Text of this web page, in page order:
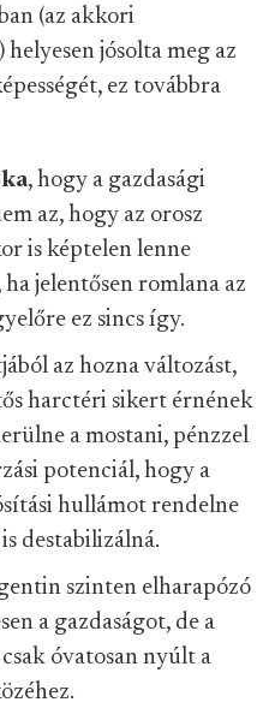
(az akkori
helyesen jósolta meg az
ez továbbra
, hogy a gazdasági
az, hogy az orosz
is képtelen lenne
jelentősen romlana az
ez sincs így.
az hozna változást,
harctéri sikert érnének
a mostani, pénzzel
potenciál, hogy a
hullámot rendelne
destabilizálná.
szinten elharapózó
a gazdaságot, de a
óvatosan nyúlt a